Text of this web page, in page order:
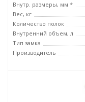
Внутр. размеры, мм *
Вес, кг
Количество полок
Внутренний объем, л
Тип замка
Производитель